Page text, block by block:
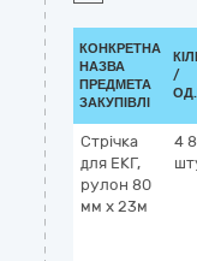
КОНКРЕТНА
НАЗВА
ПРЕДМЕТА
ЗАКУПІВЛІ
/
Стрічка
для ЕКГ,
рулон 80
мм x 23м
4